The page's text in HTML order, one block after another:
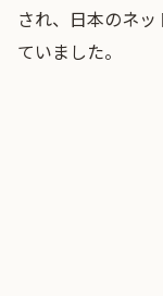
され、日本のネ
ていました。